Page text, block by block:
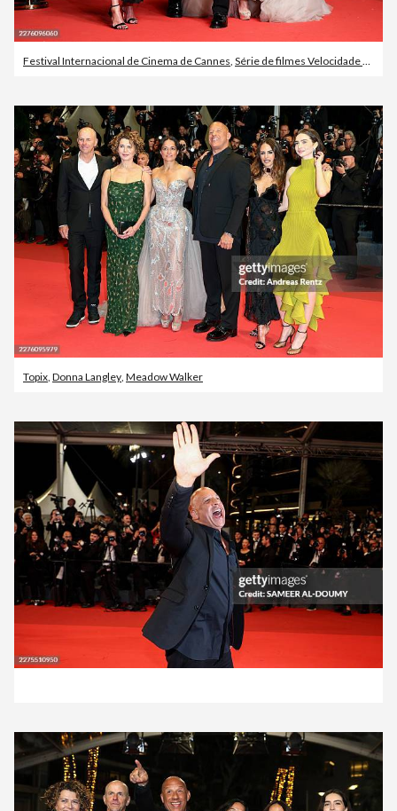
Festival Internacional de Cinema de Cannes, Série de filmes Velocidade Furiosa
Topix, Donna Langley, Meadow Walker